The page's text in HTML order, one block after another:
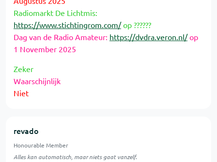
Radiomarkt De Lichtmis:
https://www.stichtingrom.com/op ??????
Dag van de Radio Amateur: https://dvdra.veron.nl/op
1 November 2025
Zeker
Waarschijnlijk
Niet
revado
Honourable Member
Alles kan automatisch, maar niets gaat vanzelf.